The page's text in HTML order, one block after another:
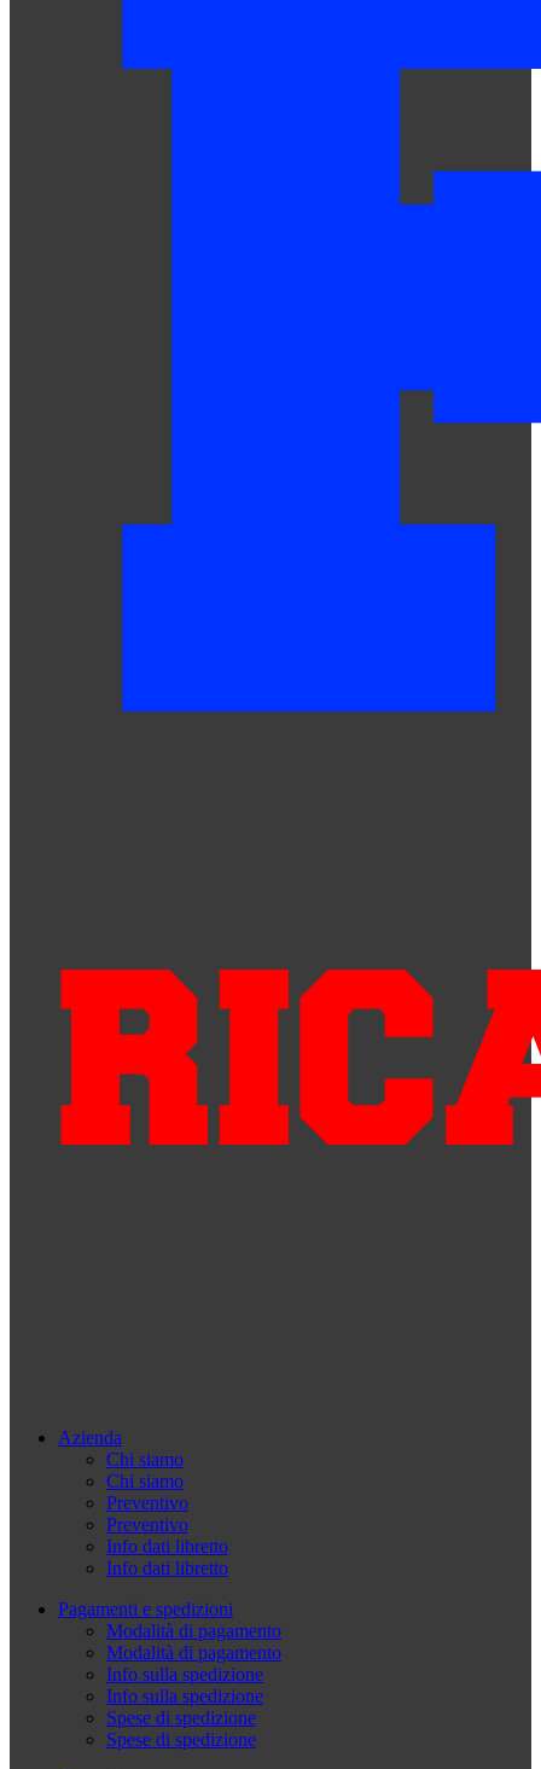
Azienda
Chi siamo
Chi siamo
Preventivo
Preventivo
Info dati libretto
Info dati libretto
Pagamenti e spedizioni
Modalità di pagamento
Modalità di pagamento
Info sulla spedizione
Info sulla spedizione
Spese di spedizione
Spese di spedizione